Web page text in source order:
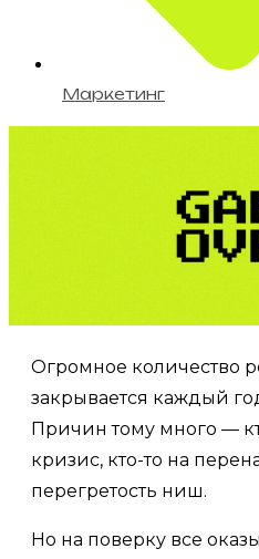
Маркетинг
Огромное количество
закрывается каждый
Причин тому много —
кризис, кто-то на
перегретость ниш.
Но на поверку все